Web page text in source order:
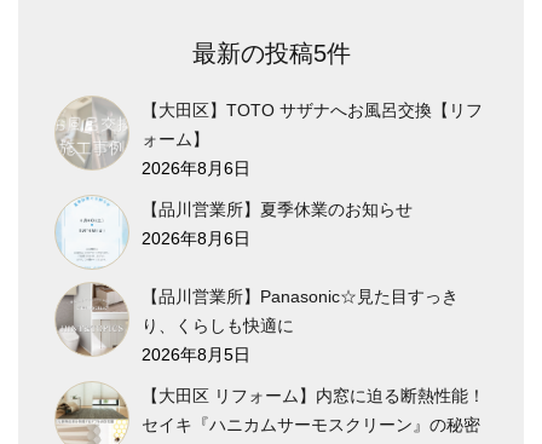
最新の投稿5件
【大田区】TOTO サザナへお風呂交換【リフ
ォーム】
2026年8月6日
【品川営業所】夏季休業のお知らせ
2026年8月6日
【品川営業所】Panasonic☆見た目すっき
り、くらしも快適に
2026年8月5日
【大田区 リフォーム】内窓に迫る断熱性能！
セイキ『ハニカムサーモスクリーン』の秘密